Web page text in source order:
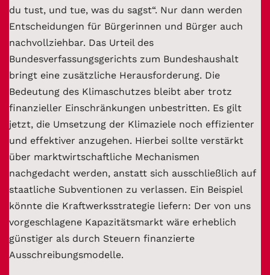
du tust, und tue, was du sagst“. Nur dann werden
Entscheidungen für Bürgerinnen und Bürger auch
nachvollziehbar. Das Urteil des
Bundesverfassungsgerichts zum Bundeshaushalt
bringt eine zusätzliche Herausforderung. Die
Bedeutung des Klimaschutzes bleibt aber trotz
finanzieller Einschränkungen unbestritten. Es gilt
jetzt, die Umsetzung der Klimaziele noch effizienter
und effektiver anzugehen. Hierbei sollte verstärkt
über marktwirtschaftliche Mechanismen
nachgedacht werden, anstatt sich ausschließlich auf
staatliche Subventionen zu verlassen. Ein Beispiel
könnte die Kraftwerksstrategie liefern: Der von uns
vorgeschlagene Kapazitätsmarkt wäre erheblich
günstiger als durch Steuern finanzierte
Ausschreibungsmodelle.